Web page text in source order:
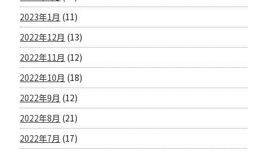
2023年1月 (11)
2022年12月 (13)
2022年11月 (12)
2022年10月 (18)
2022年9月 (12)
2022年8月 (21)
2022年7月 (17)